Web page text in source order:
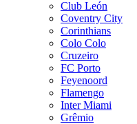
Club León
Coventry City
Corinthians
Colo Colo
Cruzeiro
FC Porto
Feyenoord
Flamengo
Inter Miami
Grêmio